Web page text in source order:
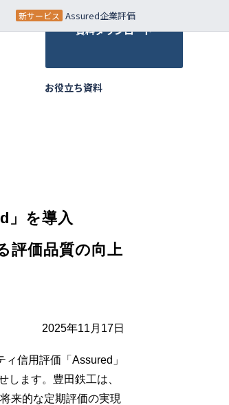
Assured企業評価
資料ダウンロード
お役立ち資料
」を導入
評価品質の向上
2025年11月17日
信用評価「Assured」
ます。豊田鉄工は、
来的な定期評価の実現